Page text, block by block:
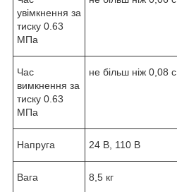
увімкнення за
тиску 0.63
МПа
Час
вимкнення за
тиску 0.63
МПа
не більш ніж 0,08 с
Напруга 24 В, 110 В
Вага 8,5 кг